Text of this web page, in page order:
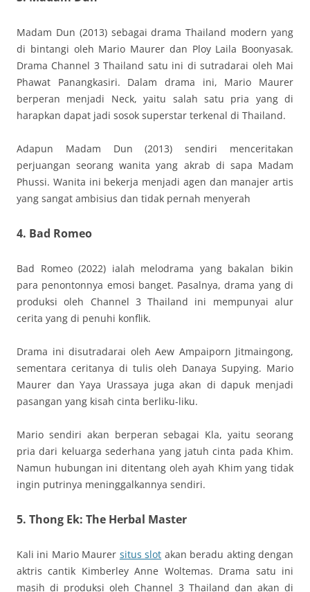
Madam Dun (2013) sebagai drama Thailand modern yang
di bintangi oleh Mario Maurer dan Ploy Laila Boonyasak.
Drama Channel 3 Thailand satu ini di sutradarai oleh Mai
Phawat Panangkasiri. Dalam drama ini, Mario Maurer
berperan menjadi Neck, yaitu salah satu pria yang di
harapkan dapat jadi sosok superstar terkenal di Thailand.
Adapun Madam Dun (2013) sendiri menceritakan
perjuangan seorang wanita yang akrab di sapa Madam
Phussi. Wanita ini bekerja menjadi agen dan manajer artis
yang sangat ambisius dan tidak pernah menyerah
4. Bad Romeo
Bad Romeo (2022) ialah melodrama yang bakalan bikin
para penontonnya emosi banget. Pasalnya, drama yang di
produksi oleh Channel 3 Thailand ini mempunyai alur
cerita yang di penuhi konflik.
Drama ini disutradarai oleh Aew Ampaiporn Jitmaingong,
sementara ceritanya di tulis oleh Danaya Supying. Mario
Maurer dan Yaya Urassaya juga akan di dapuk menjadi
pasangan yang kisah cinta berliku-liku.
Mario sendiri akan berperan sebagai Kla, yaitu seorang
pria dari keluarga sederhana yang jatuh cinta pada Khim.
Namun hubungan ini ditentang oleh ayah Khim yang tidak
ingin putrinya meninggalkannya sendiri.
5. Thong Ek: The Herbal Master
Kali ini Mario Maurer situs slot akan beradu akting dengan
aktris cantik Kimberley Anne Woltemas. Drama satu ini
masih di produksi oleh Channel 3 Thailand dan akan di